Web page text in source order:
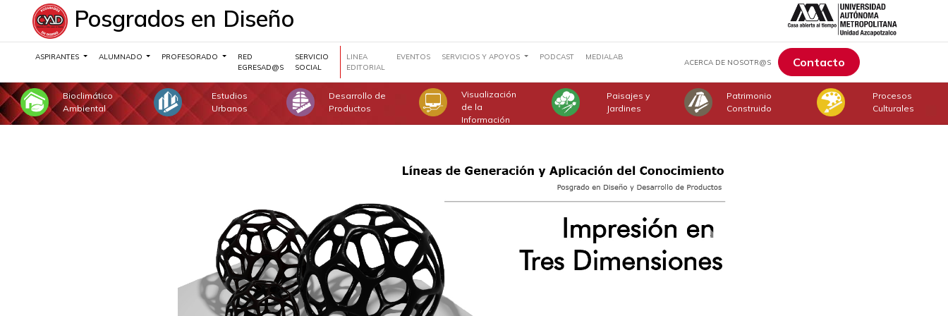
Posgrados en Diseño
ASPIRANTES ALUMNADO PROFESORADO
RED
EGRESAD@S
SERVICIO
SOCIAL
LINEA
EDITORIAL
EVENTOS SERVICIOS Y APOYOS PODCAST MEDIALAB
ACERCA DE NOSOTR@S Contacto
Bioclimático
Ambiental
Estudios
Urbanos
Desarrollo de
Productos
Visualización
de la
Información
Paisajes y
Jardines
Patrimonio
Construido
Procesos
Culturales
Previous